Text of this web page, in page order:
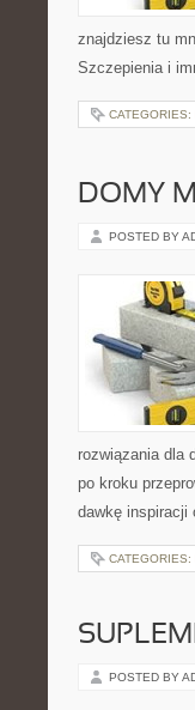
znajdziesz tu
Szczepienia i
CATEGORIES:
DOMY
POSTED BY
rozwiązania dla
po kroku
dawkę inspiracji
CATEGORIES:
POSTED BY